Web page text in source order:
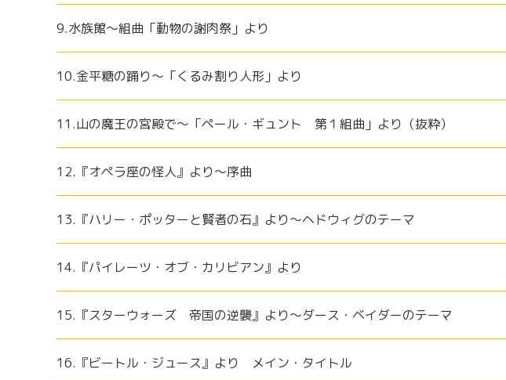
9.水族館～組曲「動物の謝肉祭」より
10.金平糖の踊り～「くるみ割り人形」より
11.山の魔王の宮殿で～「ペール・ギュント 第１組曲」より（抜粋）
12.『オペラ座の怪人』より～序曲
13.『ハリー・ポッターと賢者の石』より～ヘドウィグのテーマ
14.『パイレーツ・オブ・カリビアン』より
15.『スターウォーズ 帝国の逆襲』より～ダース・ベイダーのテーマ
16.『ビートル・ジュース』より メイン・タイトル